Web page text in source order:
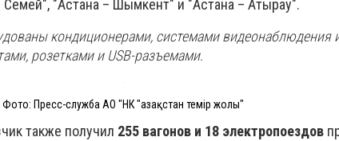
"Астана – Шымкент" и "Астана – Атырау".
кондиционерами, системами видеонаблюдения
розетками и USB-разъемами.
Фото: Пресс-служба АО "НК "Қазақстан темір жолы"
также получил 255 вагонов и 18 электропоездов